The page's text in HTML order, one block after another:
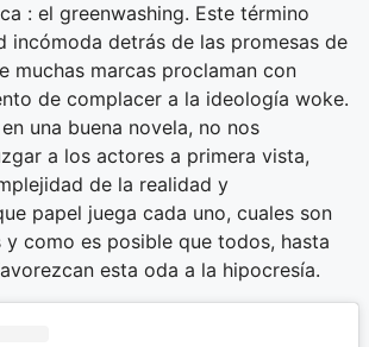
: el greenwashing. Este término
incómoda detrás de las promesas de
muchas marcas proclaman con
de complacer a la ideología woke.
una buena novela, no nos
a los actores a primera vista,
de la realidad y
papel juega cada uno, cuales son
y como es posible que todos, hasta
esta oda a la hipocresía.